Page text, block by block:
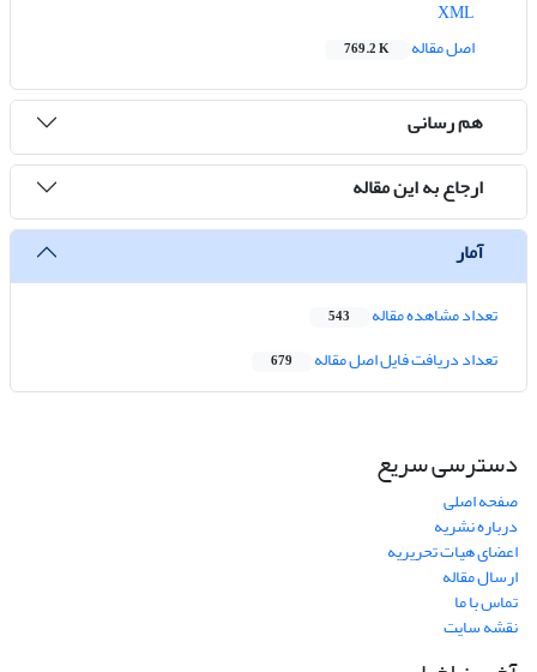
اصل مقاله
769.2 K
هم رسانی
ارجاع به این مقاله
آمار
تعداد مشاهده مقاله 543
تعداد دریافت فایل اصل مقاله 679
دسترسی سریع
صفحه اصلی
درباره نشریه
اعضای هیات تحریریه
ارسال مقاله
تماس با ما
نقشه سایت